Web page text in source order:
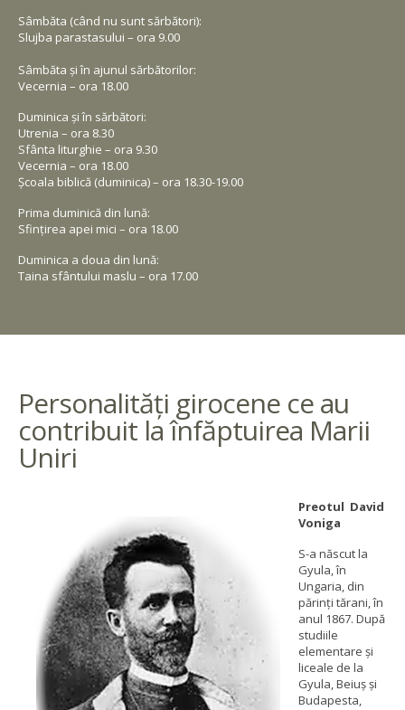
Sâmbăta (când nu sunt sărbători):
Slujba parastasului – ora 9.00
Sâmbăta și în ajunul sărbătorilor:
Vecernia – ora 18.00
Duminica și în sărbători:
Utrenia – ora 8.30
Sfânta liturghie – ora 9.30
Vecernia – ora 18.00
Școala biblică (duminica) – ora 18.30-19.00
Prima duminică din lună:
Sfințirea apei mici – ora 18.00
Duminica a doua din lună:
Taina sfântului maslu – ora 17.00
Personalități girocene ce au
contribuit la înfăptuirea Marii
Uniri
Preotul David
Voniga
S-a născut la
Gyula, în
Ungaria, din
părinţi tărani, în
anul 1867. După
studiile
elementare şi
liceale de la
Gyula, Beiuş şi
Budapesta,